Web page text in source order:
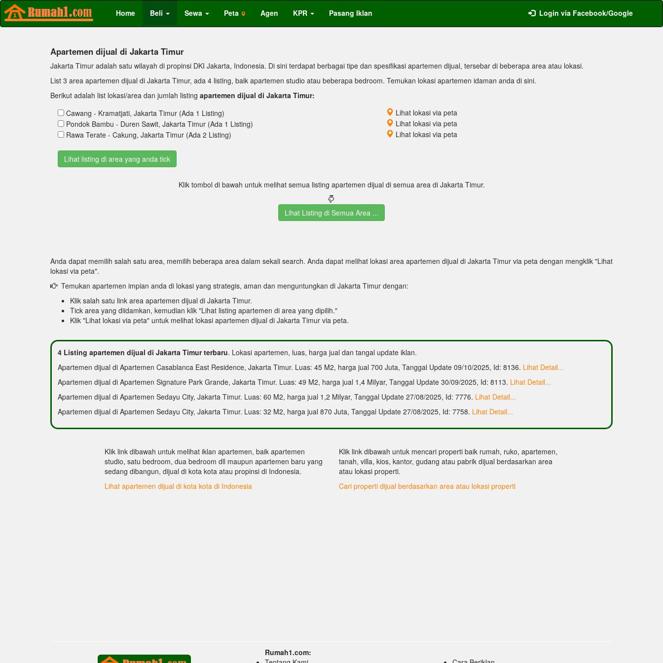
Home Beli Sewa Peta Agen KPR Pasang Iklan Login via Facebook/Google
Apartemen dijual di Jakarta Timur
Jakarta Timur adalah satu wilayah di propinsi DKI Jakarta, Indonesia. Di sini terdapat berbagai tipe dan spesifikasi apartemen dijual, tersebar di beberapa area atau lokasi.
List 3 area apartemen dijual di Jakarta Timur, ada 4 listing, baik apartemen studio atau beberapa bedroom. Temukan lokasi apartemen idaman anda di sini.
Berikut adalah list lokasi/area dan jumlah listing apartemen dijual di Jakarta Timur:
Cawang - Kramatjati, Jakarta Timur (Ada 1 Listing)
Lihat lokasi via peta
Pondok Bambu - Duren Sawit, Jakarta Timur (Ada 1 Listing)
Lihat lokasi via peta
Rawa Terate - Cakung, Jakarta Timur (Ada 2 Listing)
Lihat lokasi via peta
Klik tombol di bawah untuk melihat semua listing apartemen dijual di semua area di Jakarta Timur.
Lihat Listing di Semua Area ...
Anda dapat memilih salah satu area, memilih beberapa area dalam sekali search. Anda dapat melihat lokasi area apartemen dijual di Jakarta Timur via peta dengan mengklik "Lihat
lokasi via peta".
Temukan apartemen impian anda di lokasi yang strategis, aman dan menguntungkan di Jakarta Timur dengan:
Klik salah satu link area apartemen dijual di Jakarta Timur.
Tick area yang diidamkan, kemudian klik "Lihat listing apartemen di area yang dipilih."
Klik "Lihat lokasi via peta" untuk melihat lokasi apartemen dijual di Jakarta Timur via peta.
4 Listing apartemen dijual di Jakarta Timur terbaru. Lokasi apartemen, luas, harga jual dan tangal update iklan.
Apartemen dijual di Apartemen Casablanca East Residence, Jakarta Timur. Luas: 45 M2, harga jual 700 Juta, Tanggal Update 09/10/2025, Id: 8136. Lihat Detail...
Apartemen dijual di Apartemen Signature Park Grande, Jakarta Timur. Luas: 49 M2, harga jual 1,4 Milyar, Tanggal Update 30/09/2025, Id: 8113. Lihat Detail...
Apartemen dijual di Apartemen Sedayu City, Jakarta Timur. Luas: 60 M2, harga jual 1,2 Milyar, Tanggal Update 27/08/2025, Id: 7776. Lihat Detail...
Apartemen dijual di Apartemen Sedayu City, Jakarta Timur. Luas: 32 M2, harga jual 870 Juta, Tanggal Update 27/08/2025, Id: 7758. Lihat Detail...
Klik link dibawah untuk melihat iklan apartemen, baik apartemen
studio, satu bedroom, dua bedroom dll maupun apartemen baru yang
sedang dibangun, dijual di kota kota atau propinsi di Indonesia.
Lihat apartemen dijual di kota kota di Indonesia
Klik link dibawah untuk mencari properti baik rumah, ruko, apartemen,
tanah, villa, kios, kantor, gudang atau pabrik dijual berdasarkan area
atau lokasi properti.
Cari properti dijual berdasarkan area atau lokasi properti
Rumah1.com: